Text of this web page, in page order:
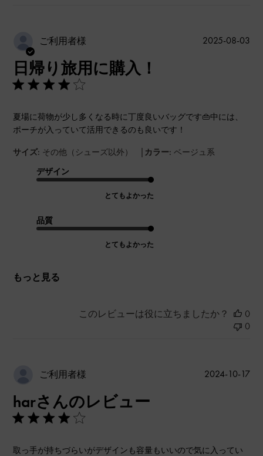
ご利用者様
日帰り旅用に購入！
夏場に荷物が少し多くなる時に丁度良いバッグです👜中には、
ポーチが入っていて活用できるのも良いです！
サイズ: その他（シューズ以外） | カラー: ベージュ系
デザイン
とてもよかった
品質
とてもよかった
もっと見る
公
2025-08-03
このレビューは役に立ちましたか？
0
0
ご利用者様
harさんのレビュー
取っ手が持ちづらいがデザインも容量もいいので気に入ってい
公
2024-10-17